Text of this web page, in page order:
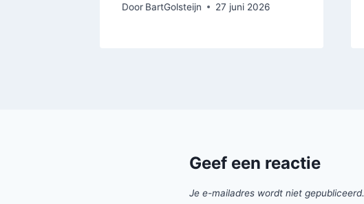
Door BartGolsteijn 27 juni 2026
Geef een reactie
Je e-mailadres wordt niet gepubliceerd.